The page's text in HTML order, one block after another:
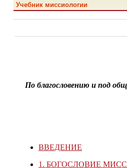
Учебник миссиологии